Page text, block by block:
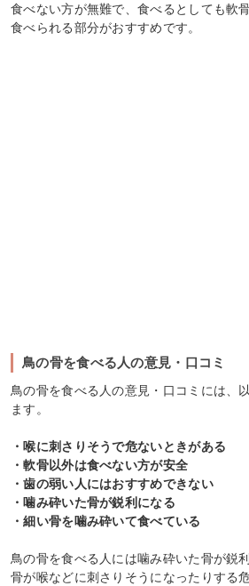
食べない方が無難で、食べるとしても軟
食べられる部分がおすすめです。
鳥の骨を食べる人の意見・口コミ
鳥の骨を食べる人の意見・口コミには、
ます。
・喉に刺さりそうで危ないときがある
・軟骨以外は食べない方が安全
・歯の弱い人にはおすすめできない
・噛み砕いた骨が鋭利になる
・細い骨を噛み砕いて食べている
鳥の骨を食べる人には噛み砕いた骨が鋭
骨が喉などに刺さりそうになったりする